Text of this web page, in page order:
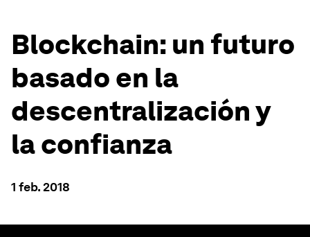
Blockchain: un futuro
basado en la
descentralización y
la confianza
1 feb. 2018